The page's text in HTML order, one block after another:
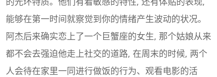
能够在第一时间就察觉到你的情绪产生波动的状况。
阿杰后来确实恋上了一个巨蟹座的女生, 那个姑娘从来
都不会去强迫他走上社交的道路, 在周末的时候, 两个
人会待在家里一同进行做饭的行为、观看电影的活